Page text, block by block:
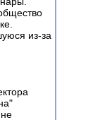
из-за